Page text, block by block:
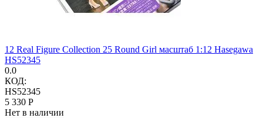
12 Real Figure Collection 25 Round Girl масштаб 1:12 Hasegawa
HS52345
0.0
КОД:
HS52345
5 330 Р
Нет в наличии